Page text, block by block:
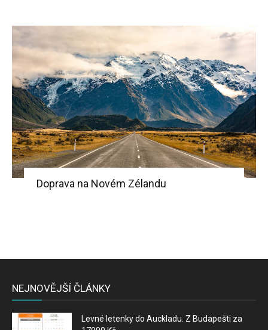
Doprava na Novém Zélandu
NEJNOVĚJŠÍ ČLÁNKY
Levné letenky do Auckladu. Z Budapešti za